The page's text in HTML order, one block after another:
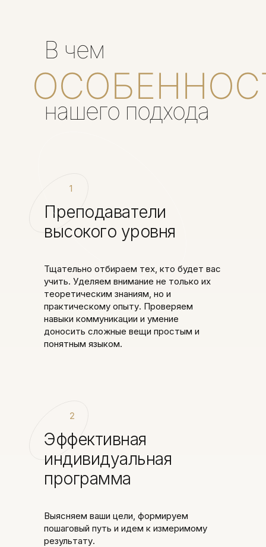
В чем
нашего подхода
2
Эффективная
индивидуальная
программа
Выясняем ваши цели, формируем
пошаговый путь и идем к измеримому
результату.
1
Преподаватели
высокого уровня
Тщательно отбираем тех, кто будет вас
учить. Уделяем внимание не только их
теоретическим знаниям, но и
практическому опыту. Проверяем
навыки коммуникации и умение
доносить сложные вещи простым и
понятным языком.